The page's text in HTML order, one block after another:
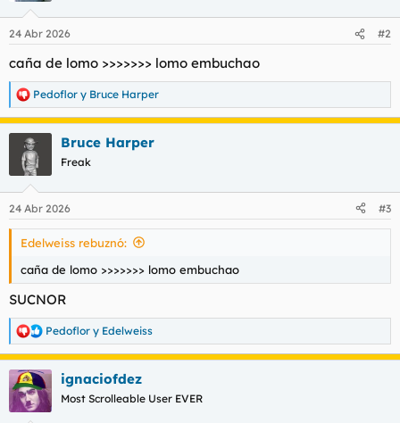
e
:
24 Abr 2026 #2
caña de lomo >>>>>>> lomo embuchao
R
e
a
e
s
Pedoflor y Bruce Harper
Bruce Harper
Freak
24 Abr 2026 #3
Edelweiss rebuznó:
caña de lomo >>>>>>> lomo embuchao
SUCNOR
R
e
a
c
c
i
Pedoflor y Edelweiss
ignaciofdez
Most Scrolleable User EVER